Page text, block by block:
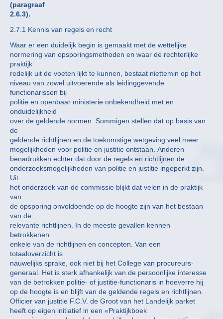
(paragraaf
2.6.3).
2.7.1 Kennis van regels en recht
Waar er een duidelijk begin is gemaakt met de wettelijke
normering van opsporingsmethoden en waar de rechterlijke
praktijk
redelijk uit de voeten lijkt te kunnen, bestaat niettemin op het
niveau van zowel uitvoerende als leidinggevende
functionarissen bij
politie en openbaar ministerie onbekendheid met en
onduidelijkheid
over de geldende normen. Sommigen stellen dat op basis van
de
geldende richtlijnen en de toekomstige wetgeving veel meer
mogelijkheden voor politie en justitie ontstaan. Anderen
benadrukken echter dat door de regels en richtlijnen de
onderzoeksmogelijkheden van politie en justitie ingeperkt zijn.
Uit
het onderzoek van de commissie blijkt dat velen in de praktijk
van
de opsporing onvoldoende op de hoogte zijn van het bestaan
van de
relevante richtlijnen. In de meeste gevallen kennen
betrokkenen
enkele van de richtlijnen en concepten. Van een
totaaloverzicht is
nauwelijks sprake, ook niet bij het College van procureurs-
generaal. Het is sterk afhankelijk van de persoonlijke interesse
van de betrokken politie- of justitie-functionaris in hoeverre hij
op de hoogte is en blijft van de geldende regels en richtlijnen.
Officier van justitie F.C.V. de Groot van het Landelijk parket
heeft op eigen initiatief in een «Praktijkboek